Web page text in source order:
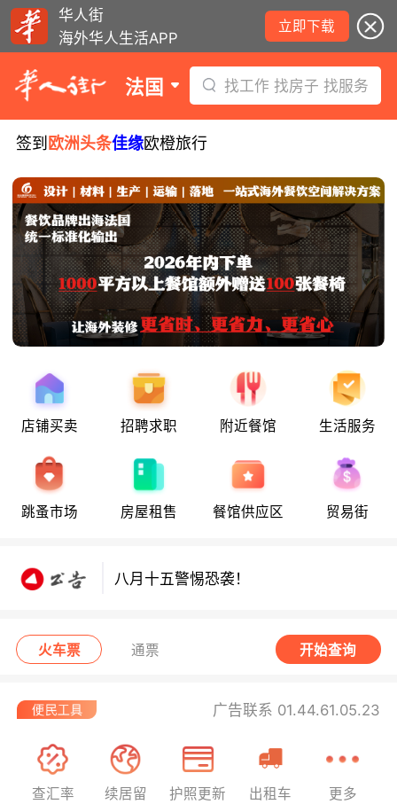
华人街
海外华人生活APP
立即下载
法国 找工作 找房子 找服务
签到 欧洲头条佳缘欧橙旅行
店铺买卖 招聘求职 附近餐馆 生活服务
跳蚤市场 房屋租售 餐馆供应区 贸易街
八月十五警惕恐袭！
八月十五警惕恐袭！
火车票 通票 开始查询
广告联系 01.44.61.05.23
查汇率 续居留 护照更新 出租车 更多